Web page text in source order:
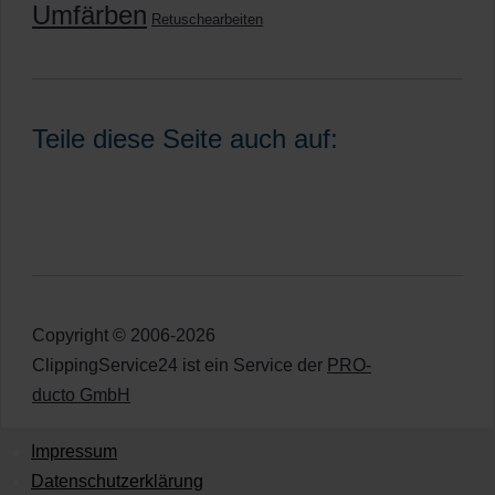
Umfärben Retuschearbeiten
Teile diese Seite auch auf:
Copyright © 2006-2026
ClippingService24 ist ein Service der PRO-
ducto GmbH
Impressum
Datenschutzerklärung